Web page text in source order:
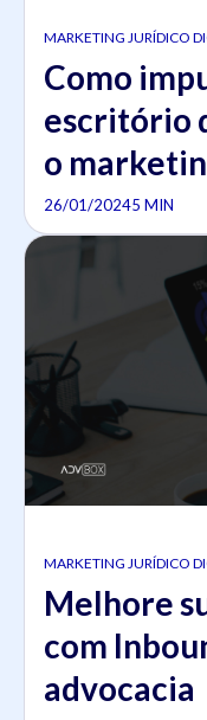
MARKETING JURÍDICO
Como
escritório
o
26/01/20245 MIN
MARKETING JURÍDICO
Melhore
com
advocacia